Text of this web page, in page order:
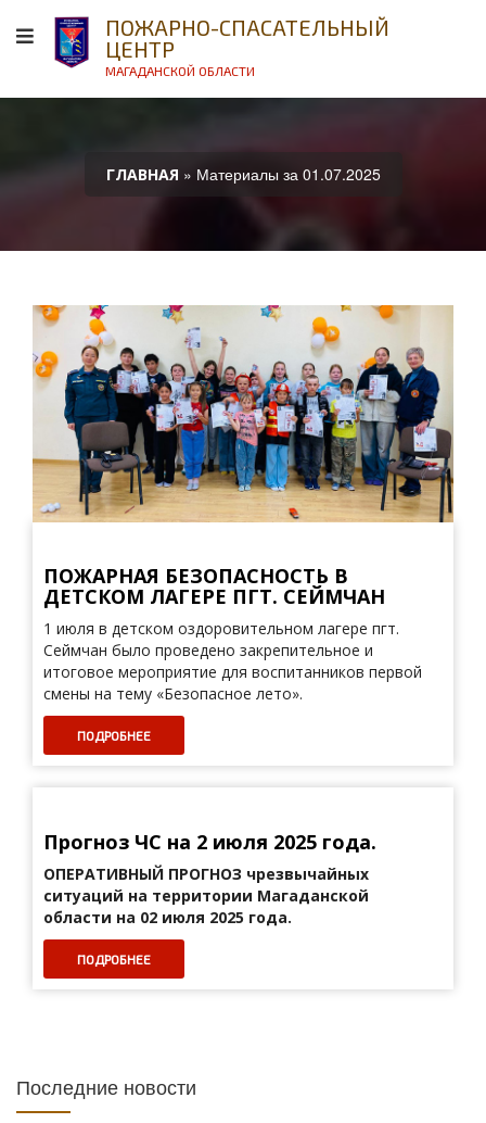
ПОЖАРНО-СПАСАТЕЛЬНЫЙ
ЦЕНТР
МАГАДАНСКОЙ ОБЛАСТИ
ГЛАВНАЯ » Материалы за 01.07.2025
ПОЖАРНАЯ БЕЗОПАСНОСТЬ В
ДЕТСКОМ ЛАГЕРЕ ПГТ. СЕЙМЧАН
1 июля в детском оздоровительном лагере пгт.
Сеймчан было проведено закрепительное и
итоговое мероприятие для воспитанников первой
смены на тему «Безопасное лето».
ПОДРОБНЕЕ
Прогноз ЧС на 2 июля 2025 года.
ОПЕРАТИВНЫЙ ПРОГНОЗ чрезвычайных
ситуаций на территории Магаданской
области на 02 июля 2025 года.
ПОДРОБНЕЕ
Последние новости